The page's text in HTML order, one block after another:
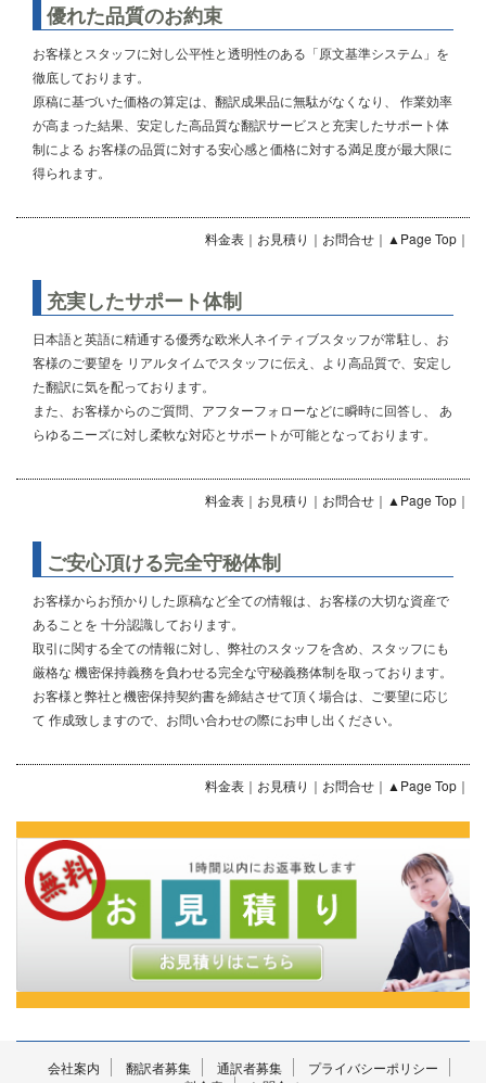
優れた品質のお約束
お客様とスタッフに対し公平性と透明性のある「原文基準システム」を
徹底しております。
原稿に基づいた価格の算定は、翻訳成果品に無駄がなくなり、 作業効率
が高まった結果、安定した高品質な翻訳サービスと充実したサポート体
制による お客様の品質に対する安心感と価格に対する満足度が最大限に
得られます。
料金表 ｜ お見積り ｜ お問合せ ｜ ▲Page Top ｜
充実したサポート体制
日本語と英語に精通する優秀な欧米人ネイティブスタッフが常駐し、お
客様のご要望を リアルタイムでスタッフに伝え、より高品質で、安定し
た翻訳に気を配っております。
また、お客様からのご質問、アフターフォローなどに瞬時に回答し、 あ
らゆるニーズに対し柔軟な対応とサポートが可能となっております。
料金表 ｜ お見積り ｜ お問合せ ｜ ▲Page Top ｜
ご安心頂ける完全守秘体制
お客様からお預かりした原稿など全ての情報は、お客様の大切な資産で
あることを 十分認識しております。
取引に関する全ての情報に対し、弊社のスタッフを含め、スタッフにも
厳格な 機密保持義務を負わせる完全な守秘義務体制を取っております。
お客様と弊社と機密保持契約書を締結させて頂く場合は、ご要望に応じ
て 作成致しますので、お問い合わせの際にお申し出ください。
料金表 ｜ お見積り ｜ お問合せ ｜ ▲Page Top ｜
会社案内 翻訳者募集 通訳者募集
プライバシーポリシー